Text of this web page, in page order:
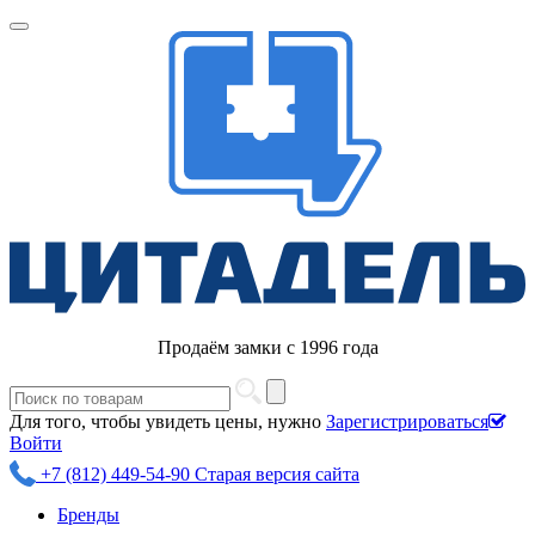
Продаём замки с 1996 года
Для того, чтобы увидеть цены, нужно Зарегистрироваться
Войти
+7 (812) 449-54-90 Старая версия сайта
Бренды